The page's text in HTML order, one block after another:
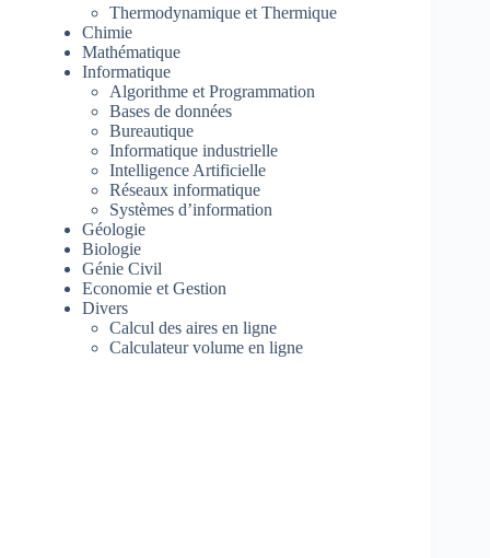
Thermodynamique et Thermique
Chimie
Mathématique
Informatique
Algorithme et Programmation
Bases de données
Bureautique
Informatique industrielle
Intelligence Artificielle
Réseaux informatique
Systèmes d’information
Géologie
Biologie
Génie Civil
Economie et Gestion
Divers
Calcul des aires en ligne
Calculateur volume en ligne